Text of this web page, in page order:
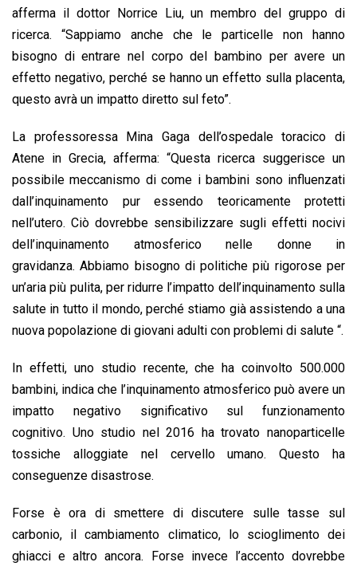
afferma il dottor Norrice Liu, un membro del gruppo di
ricerca. “Sappiamo anche che le particelle non hanno
bisogno di entrare nel corpo del bambino per avere un
effetto negativo, perché se hanno un effetto sulla placenta,
questo avrà un impatto diretto sul feto”.
La professoressa Mina Gaga dell’ospedale toracico di
Atene in Grecia, afferma: “Questa ricerca suggerisce un
possibile meccanismo di come i bambini sono influenzati
dall’inquinamento pur essendo teoricamente protetti
nell’utero. Ciò dovrebbe sensibilizzare sugli effetti nocivi
dell’inquinamento atmosferico nelle donne in
gravidanza. Abbiamo bisogno di politiche più rigorose per
un’aria più pulita, per ridurre l’impatto dell’inquinamento sulla
salute in tutto il mondo, perché stiamo già assistendo a una
nuova popolazione di giovani adulti con problemi di salute “.
In effetti, uno studio recente, che ha coinvolto 500.000
bambini, indica che l’inquinamento atmosferico può avere un
impatto negativo significativo sul funzionamento
cognitivo. Uno studio nel 2016 ha trovato nanoparticelle
tossiche alloggiate nel cervello umano. Questo ha
conseguenze disastrose.
Forse è ora di smettere di discutere sulle tasse sul
carbonio, il cambiamento climatico, lo scioglimento dei
ghiacci e altro ancora. Forse invece l’accento dovrebbe